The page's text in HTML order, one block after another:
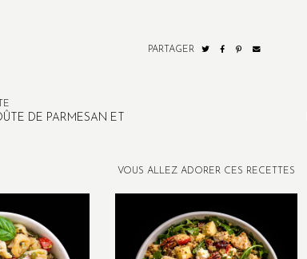
PARTAGER
DE PARMESAN ET
VOUS ALLEZ ADORER CES RECETTES